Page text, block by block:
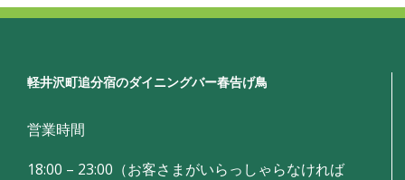
軽井沢町追分宿のダイニングバー春告げ鳥
営業時間
18:00 – 23:00（お客さまがいらっしゃらなければ